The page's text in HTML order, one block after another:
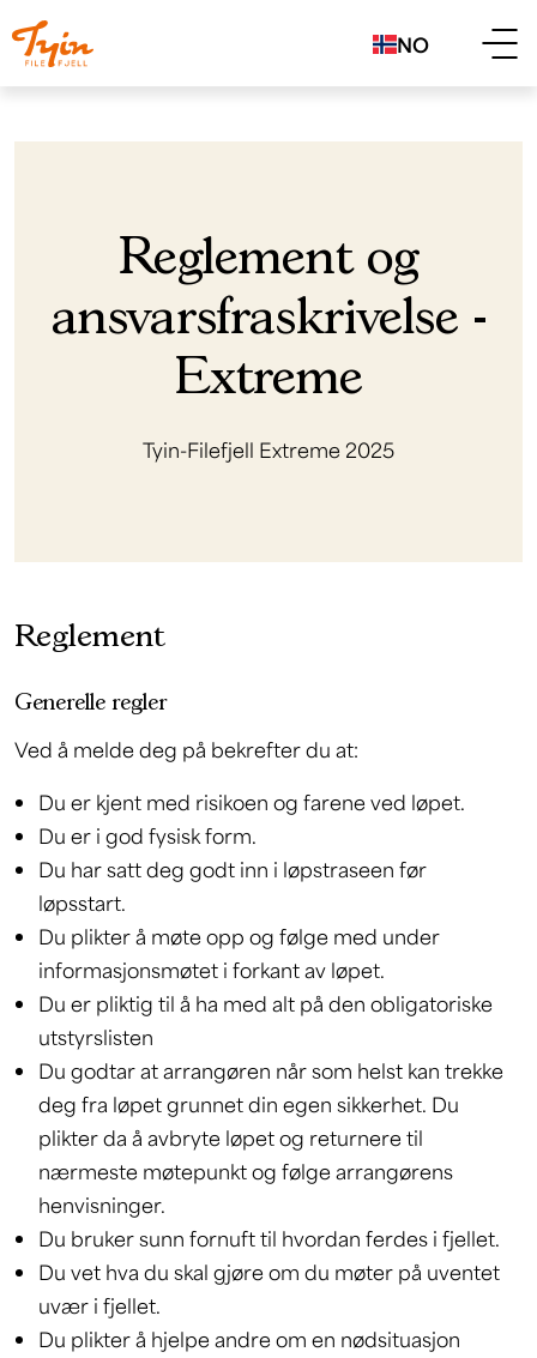
NO
Reglement og
ansvarsfraskrivelse -
Extreme
Tyin-Filefjell Extreme 2025
Reglement
Generelle regler
Ved å melde deg på bekrefter du at:
Du er kjent med risikoen og farene ved løpet.
Du er i god fysisk form.
Du har satt deg godt inn i løpstraseen før
løpsstart.
Du plikter å møte opp og følge med under
informasjonsmøtet i forkant av løpet.
Du er pliktig til å ha med alt på den obligatoriske
utstyrslisten
Du godtar at arrangøren når som helst kan trekke
deg fra løpet grunnet din egen sikkerhet. Du
plikter da å avbryte løpet og returnere til
nærmeste møtepunkt og følge arrangørens
henvisninger.
Du bruker sunn fornuft til hvordan ferdes i fjellet.
Du vet hva du skal gjøre om du møter på uventet
uvær i fjellet.
Du plikter å hjelpe andre om en nødsituasjon